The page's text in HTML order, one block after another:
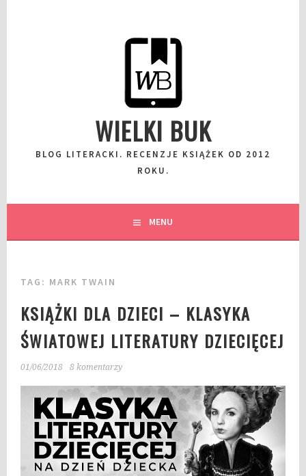
WIELKI BUK
BLOG LITERACKI. RECENZJE KSIĄŻEK OD 2012
ROKU.
MENU
TAG: MARK TWAIN
KSIĄŻKI DLA DZIECI – KLASYKA
ŚWIATOWEJ LITERATURY DZIECIĘCEJ
01/06/2018 8 komentarzy